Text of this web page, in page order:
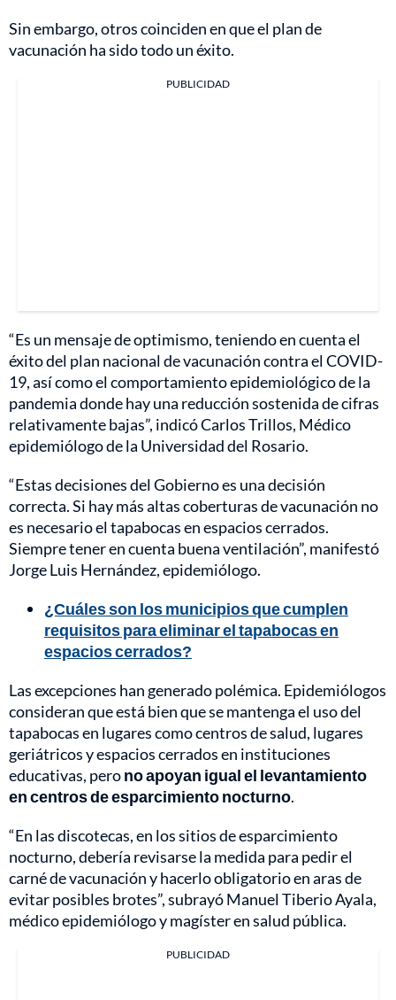
Sin embargo, otros coinciden en que el plan de
vacunación ha sido todo un éxito.
PUBLICIDAD
“Es un mensaje de optimismo, teniendo en cuenta el
éxito del plan nacional de vacunación contra el COVID-
19, así como el comportamiento epidemiológico de la
pandemia donde hay una reducción sostenida de cifras
relativamente bajas”, indicó Carlos Trillos, Médico
epidemiólogo de la Universidad del Rosario.
“Estas decisiones del Gobierno es una decisión
correcta. Si hay más altas coberturas de vacunación no
es necesario el tapabocas en espacios cerrados.
Siempre tener en cuenta buena ventilación”, manifestó
Jorge Luis Hernández, epidemiólogo.
¿Cuáles son los municipios que cumplen
requisitos para eliminar el tapabocas en
espacios cerrados?
Las excepciones han generado polémica. Epidemiólogos
consideran que está bien que se mantenga el uso del
tapabocas en lugares como centros de salud, lugares
geriátricos y espacios cerrados en instituciones
educativas, perono apoyan igual el levantamiento
en centros de esparcimiento nocturno.
“En las discotecas, en los sitios de esparcimiento
nocturno, debería revisarse la medida para pedir el
carné de vacunación y hacerlo obligatorio en aras de
evitar posibles brotes”, subrayó Manuel Tiberio Ayala,
médico epidemiólogo y magíster en salud pública.
PUBLICIDAD